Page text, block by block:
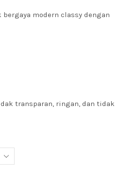
bergaya modern classy dengan
transparan, ringan, dan tidak